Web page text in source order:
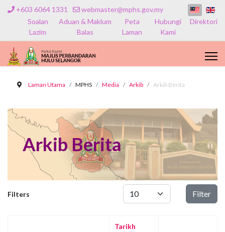
+603 6064 1331
webmaster@mphs.gov.my
Soalan
Lazim
Aduan & Maklum
Balas
Peta
Laman
Hubungi
Kami
Direktori
Laman Utama MPHS Media Arkib Arkib Berita
Arkib Berita
Filters
Papar # Filter
Tarikh